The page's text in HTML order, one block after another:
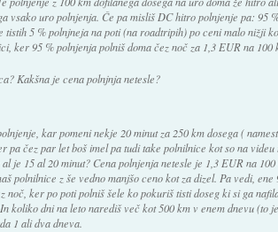
vsako uro polnjenja. Če pa misliš DC hitro polnjenje pa: 95
tistih 5 % polnjneja na poti (na roadtripih) po ceni malo nižji
ker 95 % polnjenja polniš doma čez noč za 1,3 EUR na 100
Kakšna je cena polnjnja netesle?
kar pomeni nekje 20 minut za 250 km dosega (
pa čez par let boš imel pa tudi take polnilnice kot so na videu
je 15 al 20 minut? Cena polnjenja netesle je 1,3 EUR na 100
polnilnice z še vedno manjšo ceno kot za dizel. Pa vedi, ene
noč, ker po poti polniš šele ko pokuriš tisti doseg ki si ga
koliko dni na leto narediš več kot 500 km v enem dnevu (to je
1 ali dva dneva.